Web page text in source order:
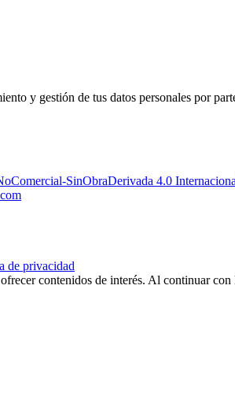
y gestión de tus datos personales por
SinObraDerivada 4.0
de privacidad
contenidos de interés. Al continuar